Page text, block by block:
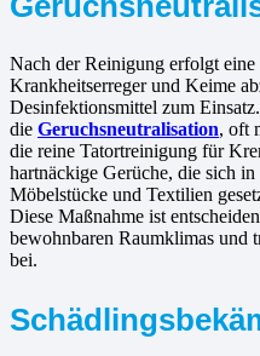
Nach der Reinigung erfolgt eine
Krankheitserreger und Keime
Desinfektionsmittel zum
die Geruchsneutralisation, oft
die reine Tatortreinigung für
hartnäckige Gerüche, die sich
Möbelstücke und Textilien
Diese Maßnahme ist
bewohnbaren Raumklimas und
bei.